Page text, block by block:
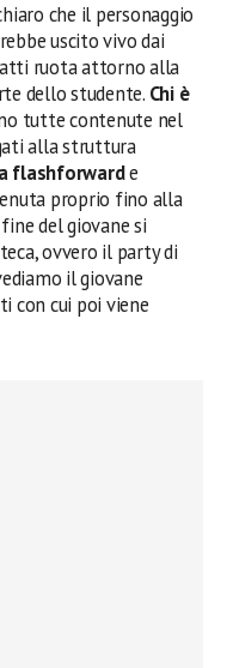
che il personaggio
uscito vivo dai
ruota attorno alla
dello studente. Chi è
tutte contenute nel
alla struttura
flashforwarde
proprio fino alla
fine del giovane si
ovvero il party di
il giovane
con cui poi viene